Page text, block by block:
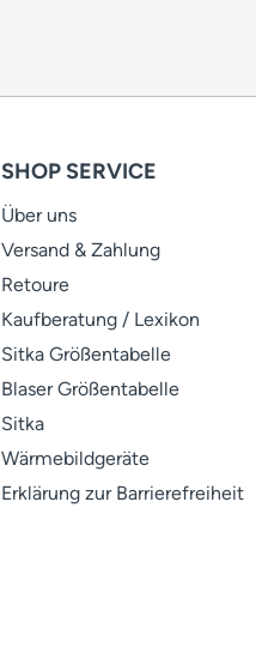
SHOP SERVICE
Über uns
Versand & Zahlung
Retoure
Kaufberatung / Lexikon
Sitka Größentabelle
Blaser Größentabelle
Sitka
Wärmebildgeräte
Erklärung zur Barrierefreiheit